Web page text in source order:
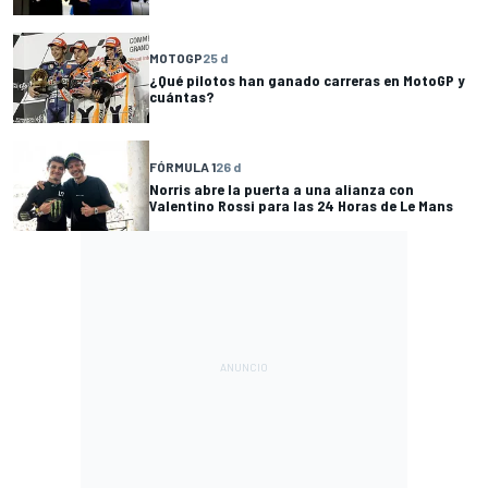
MOTOGP25 d
¿Qué pilotos han ganado carreras en MotoGP y
cuántas?
FÓRMULA 126 d
Norris abre la puerta a una alianza con
Valentino Rossi para las 24 Horas de Le Mans